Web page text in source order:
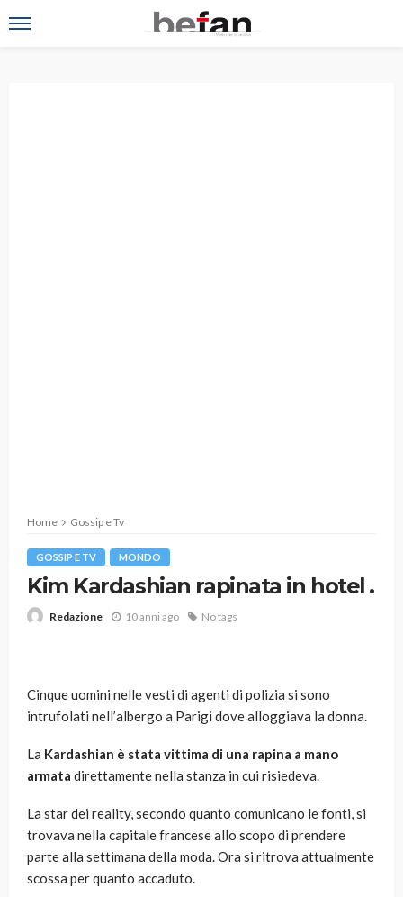
Home Gossip e Tv
GOSSIP E TV MONDO
Kim Kardashian rapinata in hotel .
Redazione 10 anni ago No tags
Cinque uomini nelle vesti di agenti di polizia si sono
intrufolati nell’albergo a Parigi dove alloggiava la donna.
La Kardashian è stata vittima di una rapina a mano
armata direttamente nella stanza in cui risiedeva.
La star dei reality, secondo quanto comunicano le fonti, si
trovava nella capitale francese allo scopo di prendere
parte alla settimana della moda. Ora si ritrova attualmente
scossa per quanto accaduto.